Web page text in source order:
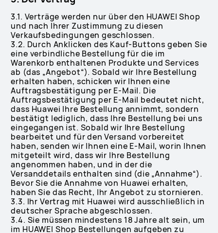
3.1. Verträge werden nur über den HUAWEI Shop
und nach Ihrer Zustimmung zu diesen
Verkaufsbedingungen geschlossen.
3.2. Durch Anklicken des Kauf-Buttons geben Sie
eine verbindliche Bestellung für die im
Warenkorb enthaltenen Produkte und Services
ab (das „Angebot“). Sobald wir Ihre Bestellung
erhalten haben, schicken wir Ihnen eine
Auftragsbestätigung per E-Mail. Die
Auftragsbestätigung per E-Mail bedeutet nicht,
dass Huawei Ihre Bestellung annimmt, sondern
bestätigt lediglich, dass Ihre Bestellung bei uns
eingegangen ist. Sobald wir Ihre Bestellung
bearbeitet und für den Versand vorbereitet
haben, senden wir Ihnen eine E-Mail, worin Ihnen
mitgeteilt wird, dass wir Ihre Bestellung
angenommen haben, und in der die
Versanddetails enthalten sind (die „Annahme“).
Bevor Sie die Annahme von Huawei erhalten,
haben Sie das Recht, Ihr Angebot zu stornieren.
3.3. Ihr Vertrag mit Huawei wird ausschließlich in
deutscher Sprache abgeschlossen.
3.4. Sie müssen mindestens 18 Jahre alt sein, um
im HUAWEI Shop Bestellungen aufgeben zu